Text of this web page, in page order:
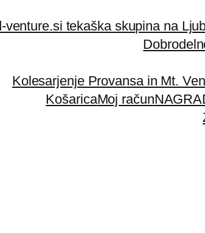
venture.si tekaška skupina na
Kolesarjenje Provansa in Mt.
KošaricaMoj račun